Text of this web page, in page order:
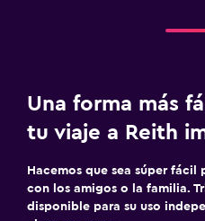
Una forma más
tu viaje a Reith
Hacemos que sea súper
con los amigos o la familia.
disponible para su uso